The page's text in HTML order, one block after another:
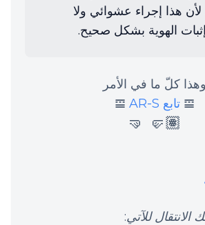
لأن هذا إجراء عشوائي ولا
الهوية بشكل صحيح.
وهذا كلّ ما في الأمر
𝌘 تابع AR-S 𝌘
🤛🏽 🤜
الانتقال للآتي: